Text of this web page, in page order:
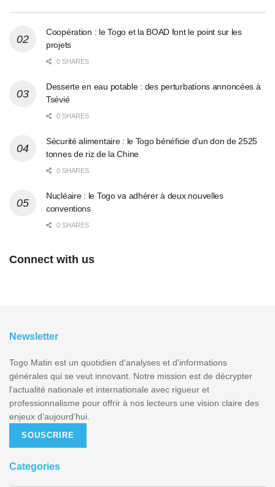
Coopération : le Togo et la BOAD font le point sur les
projets
0 SHARES
Desserte en eau potable : des perturbations annoncées à
Tsévié
0 SHARES
Sécurité alimentaire : le Togo bénéficie d’un don de 2525
tonnes de riz de la Chine
0 SHARES
Nucléaire : le Togo va adhérer à deux nouvelles
conventions
0 SHARES
Connect with us
Newsletter
Togo Matin est un quotidien d'analyses et d'informations
générales qui se veut innovant. Notre mission est de décrypter
l'actualité nationale et internationale avec rigueur et
professionnalisme pour offrir à nos lecteurs une vision claire des
enjeux d’aujourd’hui.
SOUSCRIRE
Categories